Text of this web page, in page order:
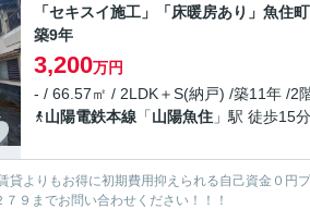
「セキスイ施工」「床暖房あり」魚住
築9年
3,200万円
- / 66.57㎡ / 2LDK＋S(納戸) /築11年 /2
山陽電鉄本線 「山陽魚住 」駅 徒歩15分
貸よりもお得に初期費用抑えられる自己資金０円
９までお問い合わせください！！！